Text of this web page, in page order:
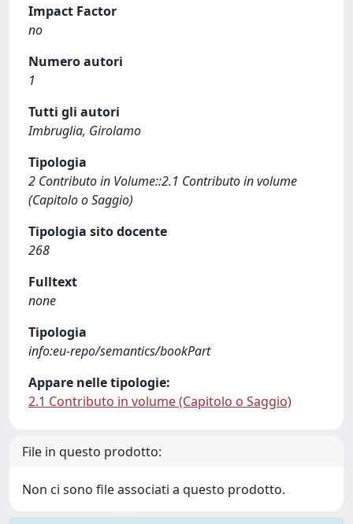
Impact Factor
no
Numero autori
1
Tutti gli autori
Imbruglia, Girolamo
Tipologia
2 Contributo in Volume::2.1 Contributo in volume
(Capitolo o Saggio)
Tipologia sito docente
268
Fulltext
none
Tipologia
info:eu-repo/semantics/bookPart
Appare nelle tipologie:
2.1 Contributo in volume (Capitolo o Saggio)
File in questo prodotto:
Non ci sono file associati a questo prodotto.